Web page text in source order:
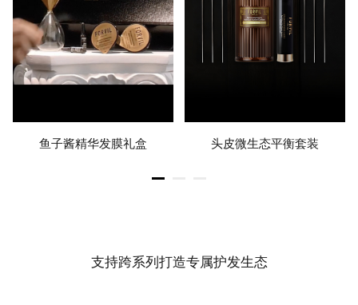
鱼子酱精华发膜礼盒 头皮微生态平衡套装
支持跨系列打造专属护发生态